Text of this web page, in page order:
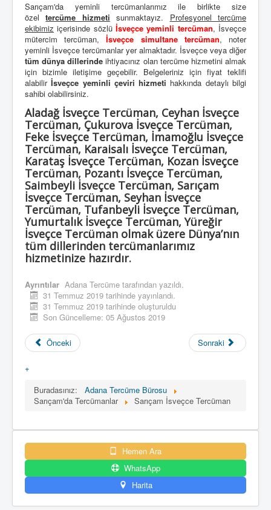
Sarıçam'da yeminli tercümanlarımız ile birlikte size
özeltercüme hizmeti sunmaktayız. Profesyonel tercüme
ekibimiz içerisinde sözlü İsveçce yeminli tercüman, İsveçce
mütercim tercüman,İsveçce simultane tercüman, noter
yeminli İsveçce tercümanlar yer almaktadır. İsveçce veya diğer
tüm dünya dillerinde ihtiyacınız olan tercüme hizmetini almak
için bizimle iletişime geçebilir. Belgeleriniz için fiyat teklifi
alabilirİsveçce yeminli çeviri hizmeti hakkında detaylı bilgi
sahibi olabilirsiniz.
Aladağ İsveçce Tercüman, Ceyhan İsveçce
Tercüman, Çukurova İsveçce Tercüman,
Feke İsveçce Tercüman, İmamoğlu İsveçce
Tercüman, Karaisalı İsveçce Tercüman,
Karataş İsveçce Tercüman, Kozan İsveçce
Tercüman, Pozantı İsveçce Tercüman,
Saimbeyli İsveçce Tercüman, Sarıçam
İsveçce Tercüman, Seyhan İsveçce
Tercüman, Tufanbeyli İsveçce Tercüman,
Yumurtalık İsveçce Tercüman, Yüreğir
İsveçce Tercüman olmak üzere Dünya’nın
tüm dillerinden tercümanlarımız
hizmetinize hazırdır.
Ayrıntılar Adana Tercüme tarafından yazıldı.
31 Temmuz 2019 tarihinde yayınlandı.
31 Temmuz 2019 tarihinde oluşturuldu
Son Güncelleme: 05 Ağustos 2019
Önceki Sonraki
+
Buradasınız:
Adana Tercüme Bürosu
Sarıçam'da Tercümanlar
Sarıçam İsveçce Tercüman
Hemen Ara
WhatsApp
Harita